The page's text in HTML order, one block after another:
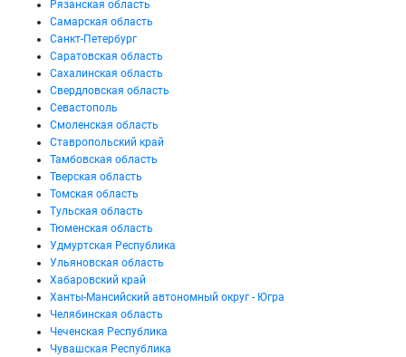
Рязанская область
Самарская область
Санкт-Петербург
Саратовская область
Сахалинская область
Свердловская область
Севастополь
Смоленская область
Ставропольский край
Тамбовская область
Тверская область
Томская область
Тульская область
Тюменская область
Удмуртская Республика
Ульяновская область
Хабаровский край
Ханты-Мансийский автономный округ - Югра
Челябинская область
Чеченская Республика
Чувашская Республика